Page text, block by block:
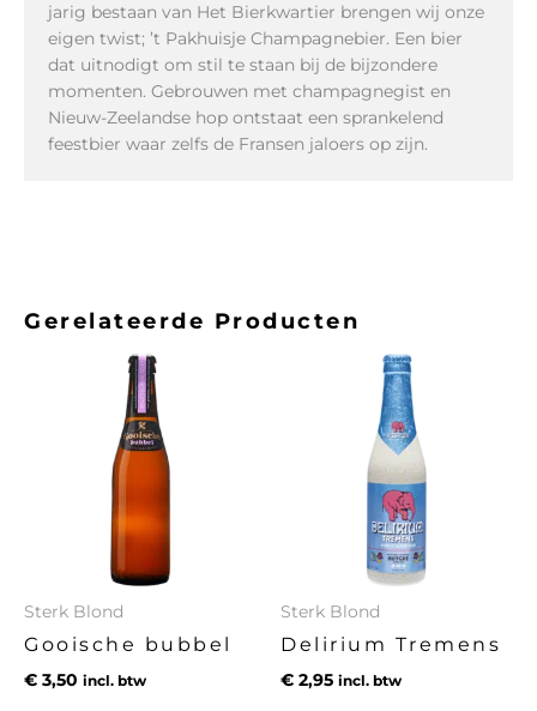
Gerelateerde Producten
Sterk Blond
Gooische bubbel
€ 3,50 incl. btw
Sterk Blond
Delirium Tremens
€ 2,95 incl. btw
jarig bestaan van Het Bierkwartier brengen wij onze
eigen twist; ’t Pakhuisje Champagnebier. Een bier
dat uitnodigt om stil te staan bij de bijzondere
momenten. Gebrouwen met champagnegist en
Nieuw-Zeelandse hop ontstaat een sprankelend
feestbier waar zelfs de Fransen jaloers op zijn.